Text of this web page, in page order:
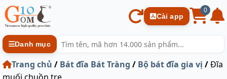
Cài app
0
Danh mục
Trang chủ / Bát đĩa Bát Tràng / Bộ bát đĩa gia vị /Đĩa